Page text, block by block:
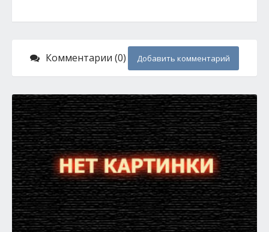
Комментарии (0) Добавить комментарий